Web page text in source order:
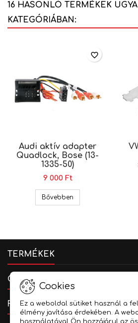
16 HASONLÓ TERMÉKEK
KATEGÓRIÁBAN:
Audi aktív adapter
Quadlock, Bose (13-
1335-50)
9 000 Ft
Bővebben Audi aktív adapter
favorite_border
TERMÉKEK
CÉGADATOK
FIÓKOD
Cookies
Ez a weboldal sütiket használ a
élmény javítása érdekében. A
használatával Ön hozzájárul az